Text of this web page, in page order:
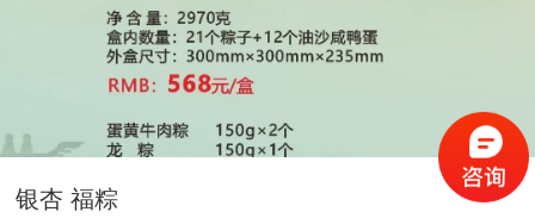
银杏 福粽